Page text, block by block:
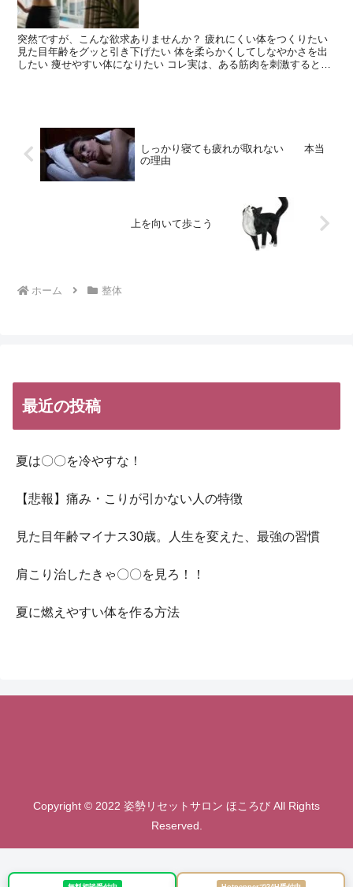
突然ですが、こんな欲求ありませんか？ 疲れにくい体をつくりたい
見た目年齢をグッと引き下げたい 体を柔らかくしてしなやかさを出
したい 痩せやすい体になりたい コレ実は、ある筋肉を刺激すると叶
しっかり寝ても疲れが取れない 本当
の理由
上を向いて歩こう
ホーム 整体
最近の投稿
夏は〇〇を冷やすな！
【悲報】痛み・こりが引かない人の特徴
見た目年齢マイナス30歳。人生を変えた、最強の習慣
肩こり治したきゃ〇〇を見ろ！！
夏に燃えやすい体を作る方法
Copyright © 2022 姿勢リセットサロン ほころび All Rights
Reserved.